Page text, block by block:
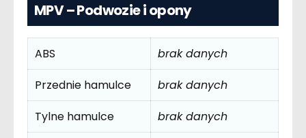
MPV – Podwozie i opony
ABS
brak danych
Przednie hamulce
brak danych
Tylne hamulce
brak danych